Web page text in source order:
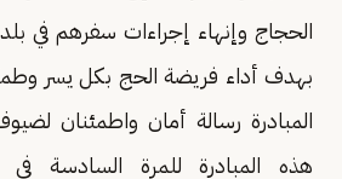
الحجاج وإنهاء إجراءات سفرهم في
بهدف أداء فريضة الحج بكل يسر
المبادرة رسالة أمان واطمئنان
هذه المبادرة للمرة السادسة في